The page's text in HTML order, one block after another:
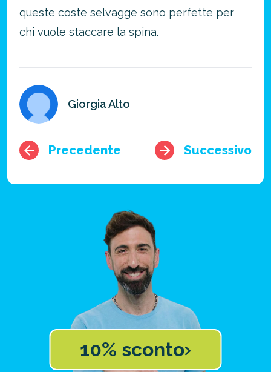
queste coste selvagge sono perfette per
chi vuole staccare la spina.
Giorgia Alto
Precedente Successivo
10% sconto